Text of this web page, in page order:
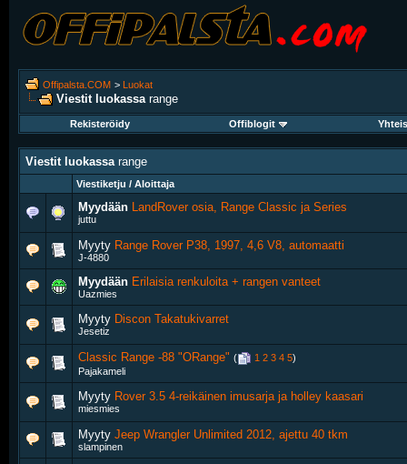
Offipalsta.COM > Luokat
Viestit luokassa range
Rekisteröidy Offiblogit
Viestit luokassa range
Viestiketju / Aloittaja
Myydään LandRover osia, Range Classic ja Series
juttu
Myyty Range Rover P38, 1997, 4,6 V8, automaatti
J-4880
Myydään Erilaisia renkuloita + rangen vanteet
Uazmies
Myyty Discon Takatukivarret
Jesetiz
Classic Range -88 "ORange" ( 1 2 3 4 5)
Pajakameli
Myyty Rover 3.5 4-reikäinen imusarja ja holley kaasari
miesmies
Myyty Jeep Wrangler Unlimited 2012, ajettu 40 tkm
slampinen